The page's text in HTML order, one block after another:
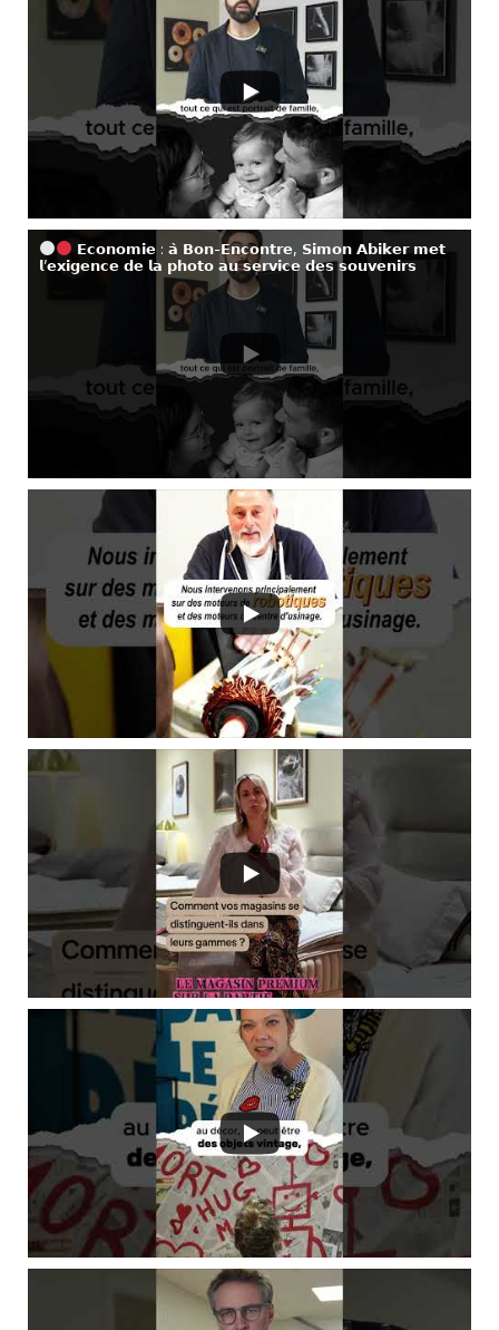
𝗘𝗰𝗼𝗻𝗼𝗺𝗶𝗲 : 𝗮̀ 𝗕𝗼𝗻-𝗘𝗻𝗰𝗼𝗻𝘁𝗿𝗲, 𝗦𝗶𝗺𝗼𝗻 𝗔𝗯𝗶𝗸𝗲𝗿 𝗺𝗲𝘁
𝗹’𝗲𝘅𝗶𝗴𝗲𝗻𝗰𝗲 𝗱𝗲 𝗹𝗮 𝗽𝗵𝗼𝘁𝗼 𝗮𝘂 𝘀𝗲𝗿𝘃𝗶𝗰𝗲 𝗱𝗲𝘀 𝘀𝗼𝘂𝘃𝗲𝗻𝗶𝗿𝘀